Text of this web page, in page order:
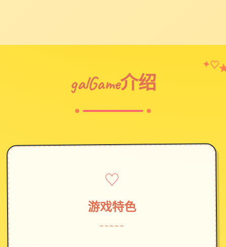
galGame介绍
✦ ♡
♡
游戏特色
~~~~~